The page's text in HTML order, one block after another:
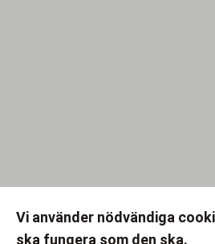
Vi använder nödvändiga
ska fungera som den ska.